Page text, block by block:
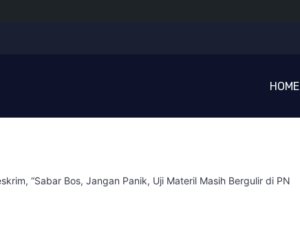
HOME
“Sabar Bos, Jangan Panik, Uji Materil Masih Bergulir di PN